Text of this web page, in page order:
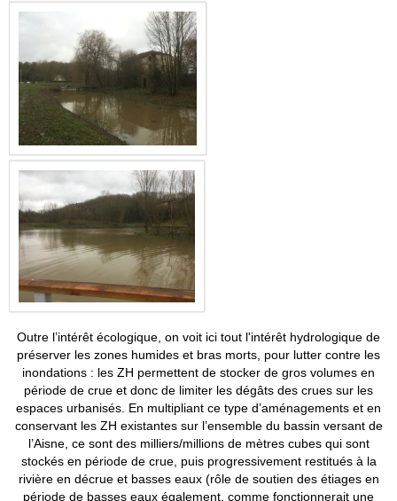
Outre l’intérêt écologique, on voit ici tout l'intérêt hydrologique de
préserver les zones humides et bras morts, pour lutter contre les
inondations : les ZH permettent de stocker de gros volumes en
période de crue et donc de limiter les dégâts des crues sur les
espaces urbanisés. En multipliant ce type d’aménagements et en
conservant les ZH existantes sur l’ensemble du bassin versant de
l’Aisne, ce sont des milliers/millions de mètres cubes qui sont
stockés en période de crue, puis progressivement restitués à la
rivière en décrue et basses eaux (rôle de soutien des étiages en
période de basses eaux également, comme fonctionnerait une